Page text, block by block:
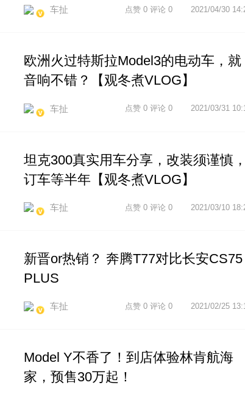
车扯 2021/04/30
点赞 0 评论 0
欧洲火过特斯拉Model3的电动车，就
音响不错？【观冬煮VLOG】
车扯 2021/03/31
点赞 0 评论 0
坦克300真实用车分享，改装须谨慎，
订车等半年【观冬煮VLOG】
车扯 2021/03/10
点赞 0 评论 0
新晋or热销？ 奔腾T77对比长安CS75
PLUS
车扯 2021/02/25
点赞 0 评论 0
Model Y不香了！到店体验林肯航海
家，预售30万起！